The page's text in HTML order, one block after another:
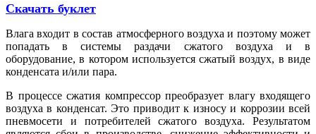
Скачать буклет
Влага входит в состав атмосферного воздуха и поэтому может
попадать в системы раздачи сжатого воздуха и в
оборудование, в котором используется сжатый воздух, в виде
конденсата и/или пара.
В процессе сжатия компрессор преобразует влагу входящего
воздуха в конденсат. Это приводит к износу и коррозии всей
пневмосети и потребителей сжатого воздуха. Результатом